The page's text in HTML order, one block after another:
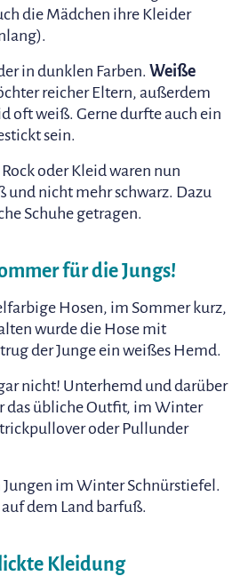
die Mädchen ihre Kleider
in dunklen Farben. Weiße
reicher Eltern, außerdem
oft weiß. Gerne durfte auch ein
sein.
oder Kleid waren nun
und nicht mehr schwarz. Dazu
Schuhe getragen.
für die Jungs!
Hosen, im Sommer kurz,
wurde die Hose mit
der Junge ein weißes Hemd.
nicht! Unterhemd und darüber
das übliche Outfit, im Winter
oder Pullunder
im Winter Schnürstiefel.
dem Land barfuß.
Kleidung